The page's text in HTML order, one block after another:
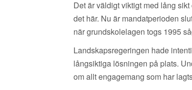
Det är väldigt viktigt med lång
det här. Nu är mandatperioden
när grundskolelagen togs 1995
Landskapsregeringen hade
långsiktiga lösningen på plats.
om allt engagemang som har